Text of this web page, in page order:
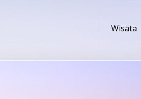
Wisata